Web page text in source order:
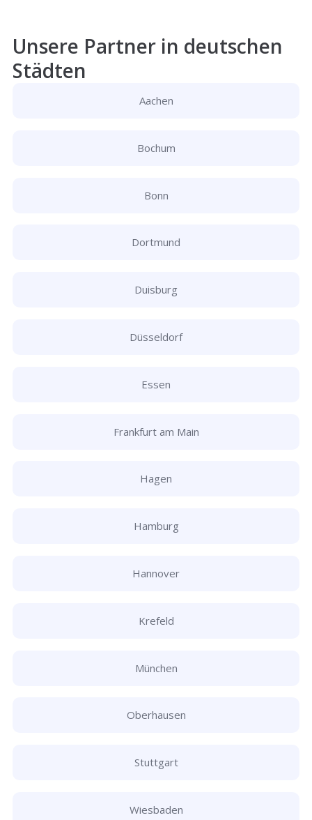
Unsere Partner in deutschen
Städten
Aachen
Bochum
Bonn
Dortmund
Duisburg
Düsseldorf
Essen
Frankfurt am Main
Hagen
Hamburg
Hannover
Krefeld
München
Oberhausen
Stuttgart
Wiesbaden